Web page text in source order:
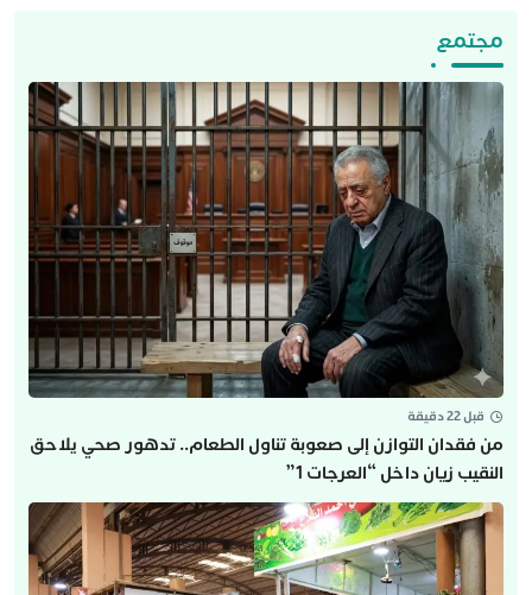
مجتمع
قبل 22 دقيقة
من فقدان التوازن إلى صعوبة تناول الطعام.. تدهور صحي يلاحق
النقيب زيان داخل “العرجات 1”